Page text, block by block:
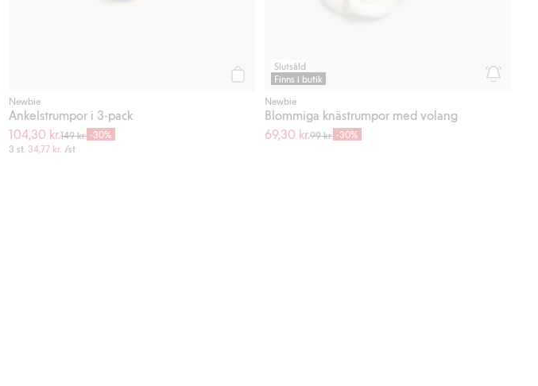
Newbie
Ankelstrumpor i 3-pack
104,30 kr.149 kr. -30%
3 st. 34,77 kr. /st
Slutsåld
Finns i butik
Newbie
Blommiga knästrumpor med volang
69,30 kr.99 kr. -30%